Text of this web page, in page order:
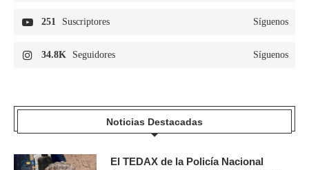
251 Suscriptores Síguenos
34.8K Seguidores Síguenos
Noticias Destacadas
El TEDAX de la Policía Nacional